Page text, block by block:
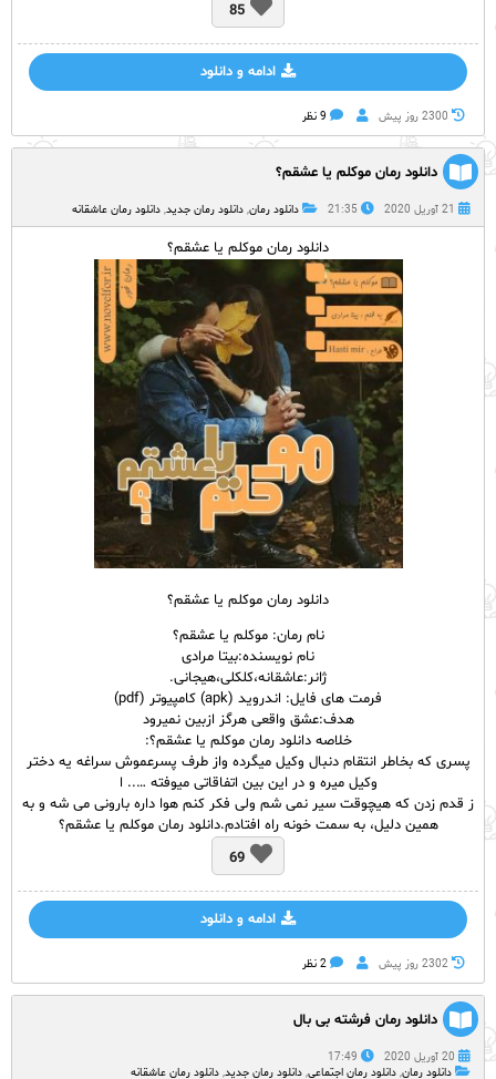
85
ادامه و دانلود
2300 روز پيش 9 نظر
دانلود رمان موکلم یا عشقم؟
21 آوریل 2020 21:35 دانلود رمان, دانلود رمان جدید, دانلود رمان عاشقانه
دانلود رمان موکلم یا عشقم؟
دانلود رمان موکلم یا عشقم؟
نامرمان: موکلم یا عشقم؟
نام نویسنده:بیتا مرادی
ژانر:عاشقانه،کلکلی،هیجانی.
فرمت های فایل: اندروید (apk) کامپیوتر (pdf)
هدف:عشق واقعی هرگز ازبین نمیرود
خلاصه دانلود رمان موکلم یا عشقم؟:
پسری که بخاطر انتقام دنبال وکیل میگرده واز طرف پسرعموش سراغه یه دختر
وکیل میره و در این بین اتفاقاتی میوفته ….. ا
ز قدم زدن که هیچوقت سیر نمی شم ولی فکر کنم هوا داره بارونی می شه و به
همین دلیل، به سمت خونه راه افتادم.دانلود رمان موکلم یا عشقم؟
69
ادامه و دانلود
2302 روز پيش 2 نظر
‌دانلود رمان فرشته بی بال
20 آوریل 2020
17:49
دانلود رمان, دانلود رمان اجتماعی, دانلود رمان جدید, دانلود رمان عاشقانه